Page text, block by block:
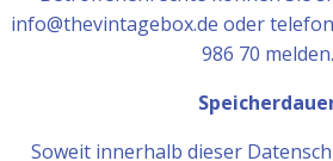
info@thevintagebox.de oder
986 70 melden.
Soweit innerhalb dieser